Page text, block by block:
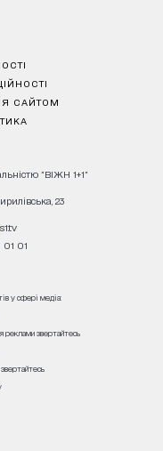
САЙТОМ
"ВІЖН 1+1"
23
01 01
у сфері медіа:
реклами звертайтесь